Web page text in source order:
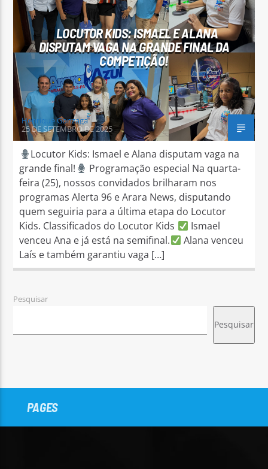
Arara Azul FM
LOCUTOR KIDS: ISMAEL E ALANA
DISPUTAM VAGA NA GRANDE FINAL DA
COMPETIÇÃO!
Henrique Gonzaga
25 DE SETEMBRO DE 2025
Locutor Kids: Ismael e Alana disputam vaga na
grande final!
Programação especial Na quarta-
feira (25), nossos convidados brilharam nos
programas Alerta 96 e Arara News, disputando
quem seguiria para a última etapa do Locutor
Kids. Classificados do Locutor Kids
Ismael
venceu Ana e já está na semifinal.
Alana venceu
Laís e também garantiu vaga […]
Pesquisar
Pesquisar
PAGES